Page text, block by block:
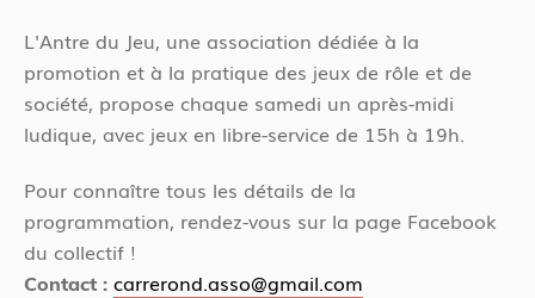
L'Antre du Jeu, une association dédiée à la
promotion et à la pratique des jeux de rôle et de
société, propose chaque samedi un après-midi
ludique, avec jeux en libre-service de 15h à 19h.
Pour connaître tous les détails de la
programmation, rendez-vous sur la page Facebook
du collectif !
Contact : carrerond.asso@gmail.com